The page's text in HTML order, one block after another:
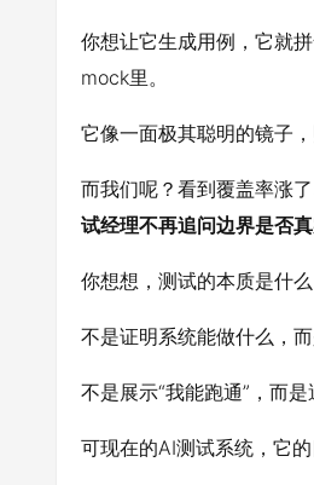
你想让它生成用例，它就
mock里。
它像一面极其聪明的镜子
而我们呢？看到覆盖率涨
试经理不再追问边界是否
你想想，测试的本质是什么
不是证明系统能做什么，
不是展示“我能跑通”，而是
可现在的AI测试系统，它的